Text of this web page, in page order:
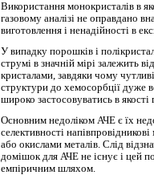
Використання монокристалів в
газовому аналізі не оправдано
виготовлення і ненадійності в
У випадку порошків і
струмі в значній мірі залежить
кристалами, завдяки чому
структури до хемосорбції дуже
широко застосовуватись в якості
Основним недоліком АЧЕ є їх
селективності
або окислами металів. Слід
домішок для АЧЕ не існує і цей
емпіричним шляхом.